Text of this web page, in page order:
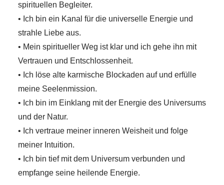
spirituellen Begleiter.
• Ich bin ein Kanal für die universelle Energie und
strahle Liebe aus.
• Mein spiritueller Weg ist klar und ich gehe ihn mit
Vertrauen und Entschlossenheit.
• Ich löse alte karmische Blockaden auf und erfülle
meine Seelenmission.
• Ich bin im Einklang mit der Energie des Universums
und der Natur.
• Ich vertraue meiner inneren Weisheit und folge
meiner Intuition.
• Ich bin tief mit dem Universum verbunden und
empfange seine heilende Energie.